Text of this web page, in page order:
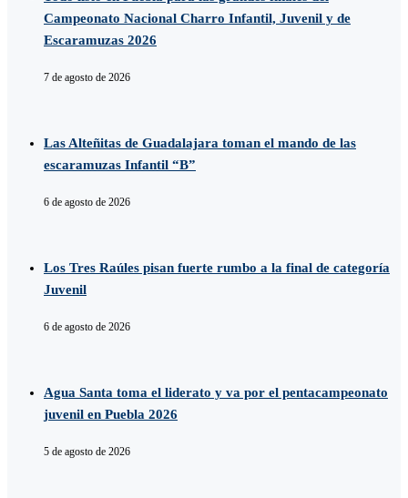
Campeonato Nacional Charro Infantil, Juvenil y de
Escaramuzas 2026
7 de agosto de 2026
Las Alteñitas de Guadalajara toman el mando de las
escaramuzas Infantil “B”
6 de agosto de 2026
Los Tres Raúles pisan fuerte rumbo a la final de categoría
Juvenil
6 de agosto de 2026
Agua Santa toma el liderato y va por el pentacampeonato
juvenil en Puebla 2026
5 de agosto de 2026